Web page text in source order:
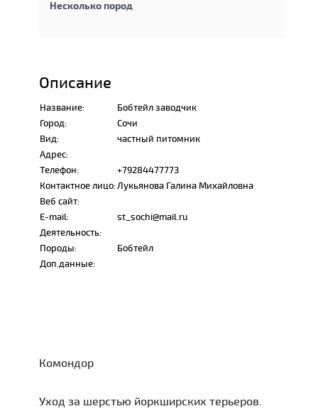
Несколько пород
Описание
Название:
Бобтейл заводчик
Город:
Сочи
Вид:
частный питомник
Адрес:
Телефон:
+79284477773
Контактное лицо:Лукьянова Галина Михайловна
Веб сайт:
E-mail:
st_sochi@mail.ru
Деятельность:
Породы:
Бобтейл
Доп.данные:
Комондор
Уход за шерстью йоркширских терьеров.